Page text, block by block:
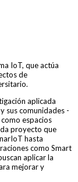
IoT, que actúa
de
aplicada
sus comunidades -
espacios
proyecto que
hasta
como Smart
aplicar la
mejorar y